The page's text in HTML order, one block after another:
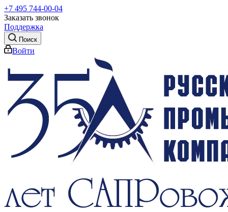
+7 495 744-00-04
Заказать звонок
Поддержка
Поиск
Войти